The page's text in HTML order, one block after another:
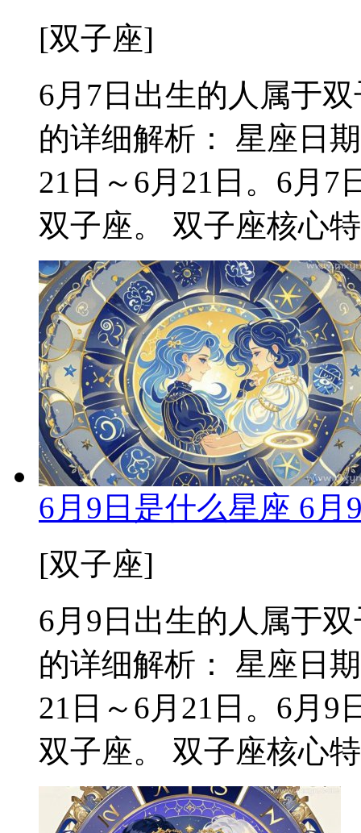
[双子座]
6月7日出生的人属于
的详细解析： 星座日
21日～6月21日。6月7
双子座。 双子座核心
6月9日是什么星座 6
[双子座]
6月9日出生的人属于
的详细解析： 星座日
21日～6月21日。6月9
双子座。 双子座核心